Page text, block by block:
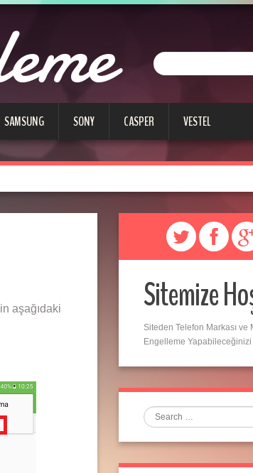
SAMSUNG SONY CASPER VESTEL
aşağıdaki
Sitemize
Siteden Telefon Markası ve
Engelleme
Search